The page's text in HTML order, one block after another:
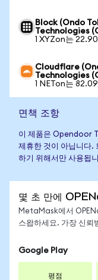
Block (Ondo
Technologies
1 XYZon는
Cloudflare
Technologies
1 NETon는
면책 조항
이 제품은 Opendoor
제휴한 것이 아닙니다.
하기 위해서만 사용됩
몇 초 만에
MetaMask에서
스왑하세요. 가장 신뢰
Google Play
평점